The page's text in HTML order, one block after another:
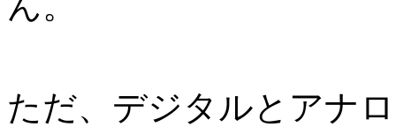
ただ、デジタルとアナ